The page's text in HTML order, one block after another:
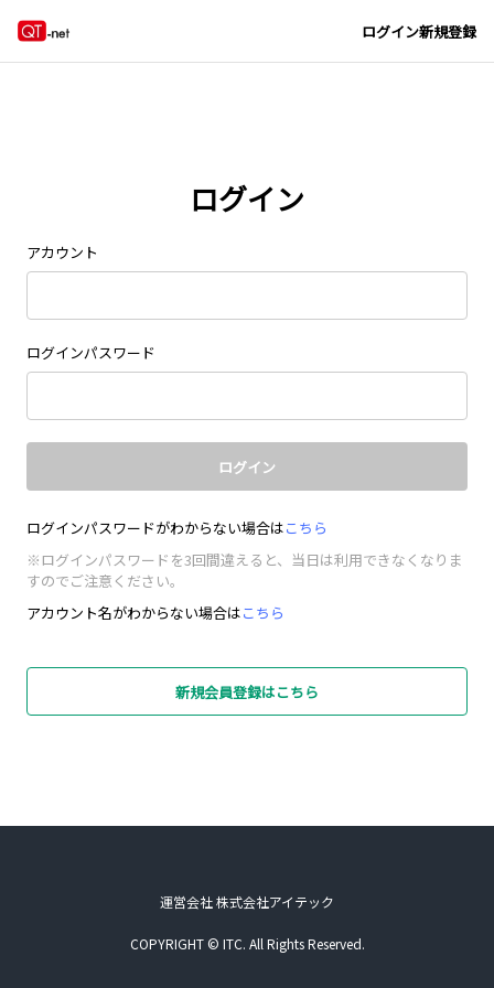
ログイン新規登録
ログイン
アカウント
ログインパスワード
ログイン
ログインパスワードがわからない場合はこちら
※ログインパスワードを3回間違えると、当日は利用できなくなりま
すのでご注意ください。
アカウント名がわからない場合はこちら
新規会員登録はこちら
運営会社 株式会社アイテック
COPYRIGHT © ITC. All Rights Reserved.